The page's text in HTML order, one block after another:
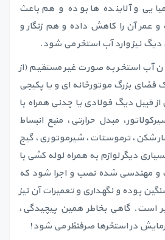
و آلاینده ها بوده و هم باعث
آن را کاهش داده و هم زنگار و
دیگ نیز وارد آب استخر می شود.
آب استخر به صورت غیر مستقیم (از
فضای بزرگ موتورخانه ای و یا پکیجی
قبیل دیگ فولادی یا چدنی همراه با
مبدل حرارتی، منبع انبساط
شکن، ترموستات، شیرموتوری، گیج
دیگر لوازم به همراه لوله کشی با
و مهندسی شده نصب و اجرا شود که
بوده و نگهداری و تعمیرات آن نیز
است. گاهی بخاطر همین پیچیدگی،
در استخرها صرفنظر می شود!